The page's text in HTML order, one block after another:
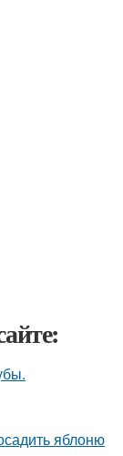
яблоню